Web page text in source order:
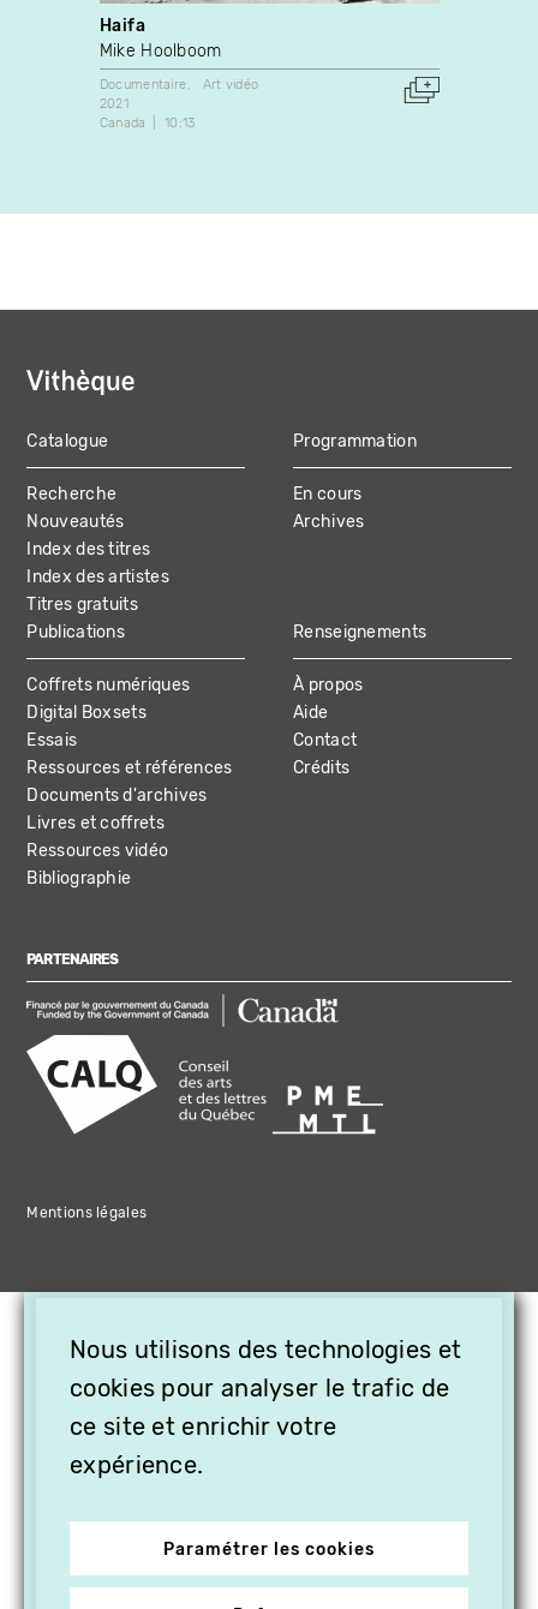
Haifa
Mike Hoolboom
Documentaire
Art vidéo
2021
Canada
10:13
MAIN
NAVIGATION
Catalogue
Recherche
Nouveautés
Index des titres
Index des artistes
Titres gratuits
Programmation
En cours
Archives
Publications
Coffrets numériques
Digital Boxsets
Essais
Ressources et références
Documents d'archives
Livres et coffrets
Ressources vidéo
Bibliographie
Renseignements
À propos
Aide
Contact
Crédits
PARTENAIRES
Mentions légales
Nous utilisons des technologies et
cookies pour analyser le trafic de
ce site et enrichir votre
expérience.
Paramétrer les cookies
OFFREZ LA VIDÉO EN
CADEAU, ABONNEZ VOS
PROCHES À VITHÈQUE !